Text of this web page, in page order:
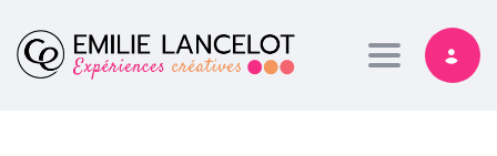
Toggle